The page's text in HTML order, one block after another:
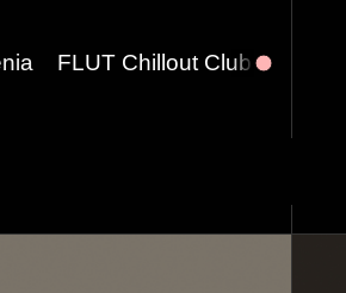
Club w/ Carmen Pamina,